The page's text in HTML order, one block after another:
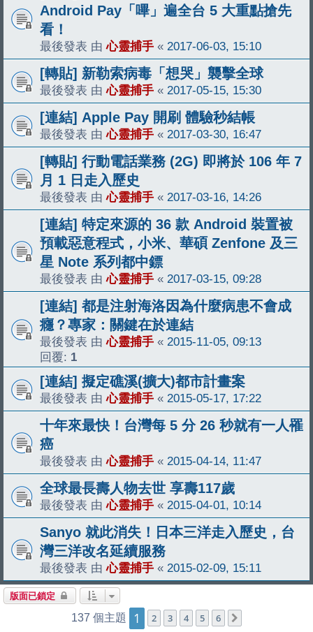
Android Pay「嗶」遍全台 5 大重點搶先
看！
最後發表 由心靈捕手 « 2017-06-03, 15:10
[轉貼] 新勒索病毒「想哭」襲擊全球
最後發表 由心靈捕手 « 2017-05-15, 15:30
[連結] Apple Pay 開刷 體驗秒結帳
最後發表 由心靈捕手 « 2017-03-30, 16:47
[轉貼] 行動電話業務 (2G) 即將於 106 年 7
月 1 日走入歷史
最後發表 由心靈捕手 « 2017-03-16, 14:26
[連結] 特定來源的 36 款 Android 裝置被
預載惡意程式，小米、華碩 Zenfone 及三
星 Note 系列都中鏢
最後發表 由心靈捕手 « 2017-03-15, 09:28
[連結] 都是注射海洛因為什麼病患不會成
癮？專家：關鍵在於連結
最後發表 由心靈捕手 « 2015-11-05, 09:13
回覆: 1
[連結] 擬定礁溪(擴大)都市計畫案
最後發表 由心靈捕手 « 2015-05-17, 17:22
十年來最快！台灣每 5 分 26 秒就有一人罹
癌
最後發表 由心靈捕手 « 2015-04-14, 11:47
全球最長壽人物去世 享壽117歲
最後發表 由心靈捕手 « 2015-04-01, 10:14
Sanyo 就此消失！日本三洋走入歷史，台
灣三洋改名延續服務
最後發表 由心靈捕手 « 2015-02-09, 15:11
版面已鎖定
137 個主題 1 2 3 4 5 6